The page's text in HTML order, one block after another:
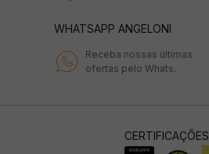
WHATSAPP ANGELONI
Receba nossas últimas
ofertas pelo Whats.
CERTIFICAÇÕES